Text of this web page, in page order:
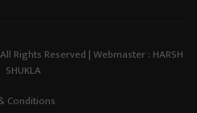
Rights Reserved | Webmaster : HARSH
SHUKLA
Conditions